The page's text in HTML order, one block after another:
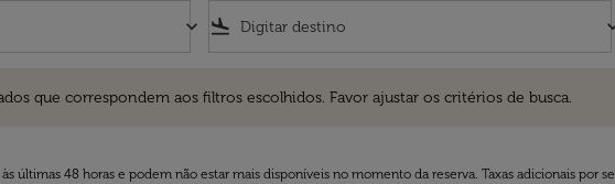
keyboard_arrow_down flight_land
que correspondem aos filtros escolhidos. Favor ajustar os critérios de busca.
últimas 48 horas e podem não estar mais disponíveis no momento da reserva. Taxas adicionais por